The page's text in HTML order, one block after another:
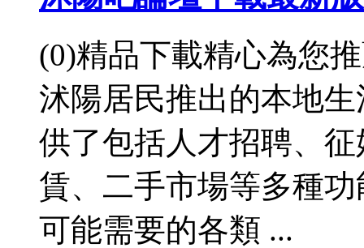
(0)精品下載精心為您
沭陽居民推出的本地
供了包括人才招聘、
賃、二手市場等多種
可能需要的各類 ...